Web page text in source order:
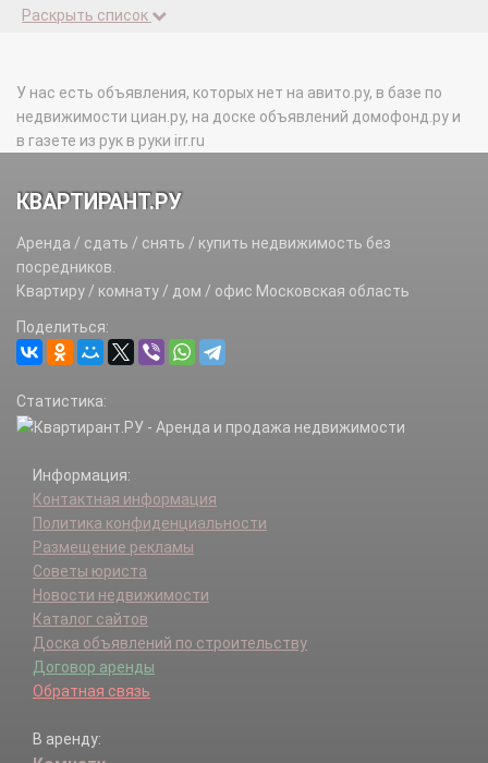
96 км ж/д_будка.
Аладьино д.
Алфертищево д.
Арнеево д.
Балково д.
Банино д.
Барыбино д.
Биобаза-2 п.
Большая Городня д.
Большое Грызлово д.
Борисово д.
Васильевское д.
Верхнее Шахлово д.
Вечери д.
Вихрово д.
Воздвиженка д.
Волково д.
Волохово д.
Воронино д.
Воскресенки д.
Всходы д.
Высокие Дворики д.
Вязищи д.
Глазово д.
Раскрыть список
У нас есть объявления, которых нет на авито.ру, в базе по
недвижимости циан.ру, на доске объявлений домофонд.ру и
в газете из рук в руки irr.ru
КВАРТИРАНТ.РУ
Аренда / сдать / снять / купить недвижимость без
посредников.
Квартиру / комнату / дом / офис Московская область
Поделиться:
Статистика:
Информация:
Контактная информация
Политика конфиденциальности
Размещение рекламы
Советы юриста
Новости недвижимости
Каталог сайтов
Доска объявлений по строительству
Договор аренды
Обратная связь
В аренду: